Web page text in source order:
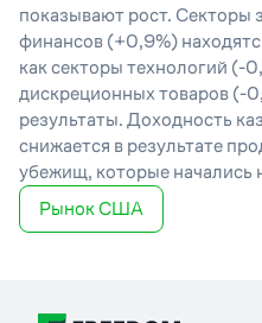
показывают рост. Секторы
финансов (+0,9%)
как секторы технологий (-
дискреционных товаров (-
результаты. Доходность
снижается в результате
убежищ, которые начались
Рынок США